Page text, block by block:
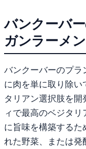
バンクーバ
ガンラーメン
バンクーバーのプ
に肉を単に取り除
タリアン選択肢を
ィで最高のベジタ
に旨味を構築するた
れた野菜、または発